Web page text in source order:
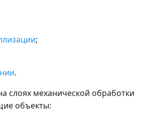
;
.
слоях механической обработки
объекты: